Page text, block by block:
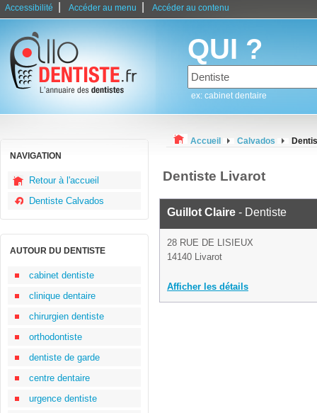
Accessibilité Accéder au menu Accéder au contenu
QUI ?
ex: cabinet dentaire
NAVIGATION
Retour à l'accueil
Dentiste Calvados
AUTOUR DU DENTISTE
cabinet dentiste
clinique dentaire
chirurgien dentiste
orthodontiste
dentiste de garde
centre dentaire
urgence dentiste
Accueil Calvados
Dentiste Livarot
Guillot Claire - Dentiste
28 RUE DE LISIEUX
14140 Livarot
Afficher les détails